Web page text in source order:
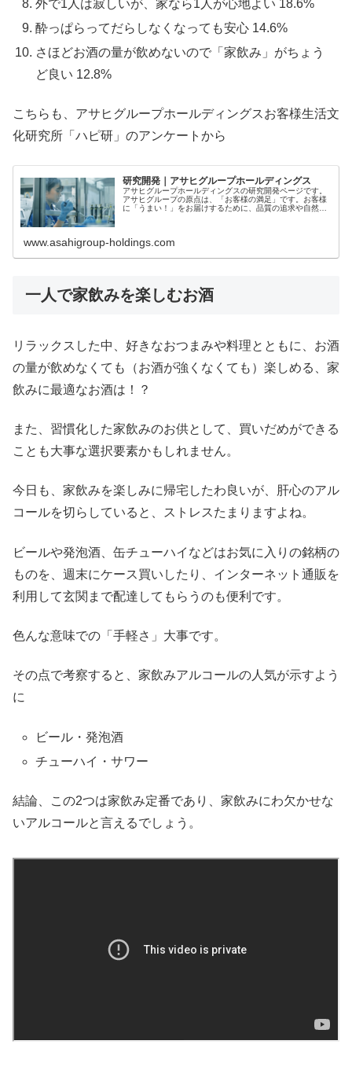
外で1人は寂しいが、家なら1人が心地よい 18.6%
酔っぱらってだらしなくなっても安心 14.6%
さほどお酒の量が飲めないので「家飲み」がちょう
ど良い 12.8%
こちらも、アサヒグループホールディングスお客様生活文
化研究所「ハピ研」のアンケートから
研究開発｜アサヒグループホールディングス
アサヒグループホールディングスの研究開発ページです。
アサヒグループの原点は、「お客様の満足」です。お客様
に「うまい！」をお届けするために、品質の追求や自然環
www.asahigroup-holdings.com
一人で家飲みを楽しむお酒
リラックスした中、好きなおつまみや料理とともに、お酒
の量が飲めなくても（お酒が強くなくても）楽しめる、家
飲みに最適なお酒は！？
また、習慣化した家飲みのお供として、買いだめができる
ことも大事な選択要素かもしれません。
今日も、家飲みを楽しみに帰宅したわ良いが、肝心のアル
コールを切らしていると、ストレスたまりますよね。
ビールや発泡酒、缶チューハイなどはお気に入りの銘柄の
ものを、週末にケース買いしたり、インターネット通販を
利用して玄関まで配達してもらうのも便利です。
色んな意味での「手軽さ」大事です。
その点で考察すると、家飲みアルコールの人気が示すよう
に
ビール・発泡酒
チューハイ・サワー
結論、この2つは家飲み定番であり、家飲みにわ欠かせな
いアルコールと言えるでしょう。